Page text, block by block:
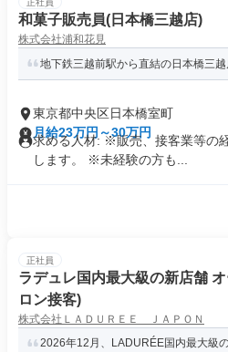
正社員
和菓子販売員(日本橋三越店)
株式会社浦和花見
地下鉄三越前駅から直結の日本橋三越
東京都中央区日本橋室町
月給23万円～30万円
求める人材: ※販売、接客業等の
します。 ※未経験の方も...
正社員
ラデュレ国内最大級の新店舗
ロン接客)
株式会社ＬＡＤＵＲＥＥ ＪＡＰＯＮ
2026年12月、LADURÉE国内最大級